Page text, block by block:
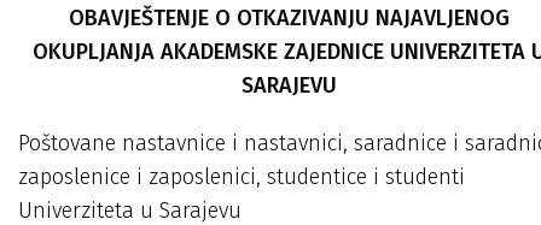
OBAVJEŠTENJE O OTKAZIVANJU NAJAVLJENOG
OKUPLJANJA AKADEMSKE ZAJEDNICE UNIVERZITETA
SARAJEVU
Poštovane nastavnice i nastavnici, saradnice i
zaposlenice i zaposlenici, studentice i studenti
Univerziteta u Sarajevu